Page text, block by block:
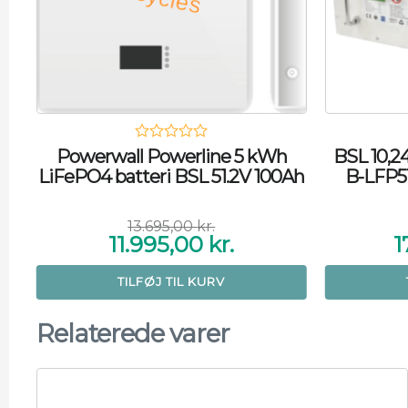
Powerwall Powerline 5 kWh
LiFePO4 batteri BSL 51.2V 100Ah
13.695,00kr.
Den
oprindelige
var:
13.695,00 kr..
11.995,00 kr.
Den
aktuelle
er:
11.995,00 kr..
TILFØJ TIL KURV
BSL
B-
Relaterede varer